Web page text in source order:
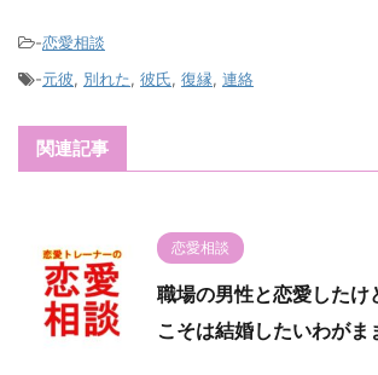
-恋愛相談
-元彼, 別れた, 彼氏, 復縁, 連絡
関連記事
恋愛相談
職場の男性と恋愛したけ
こそは結婚したいわがま